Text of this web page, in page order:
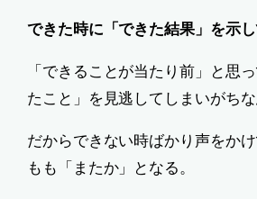
できた時に「できた結果」を示
「できることが当たり前」と思
たこと」を見逃してしまいがちな
だからできない時ばかり声をか
もも「またか」となる。